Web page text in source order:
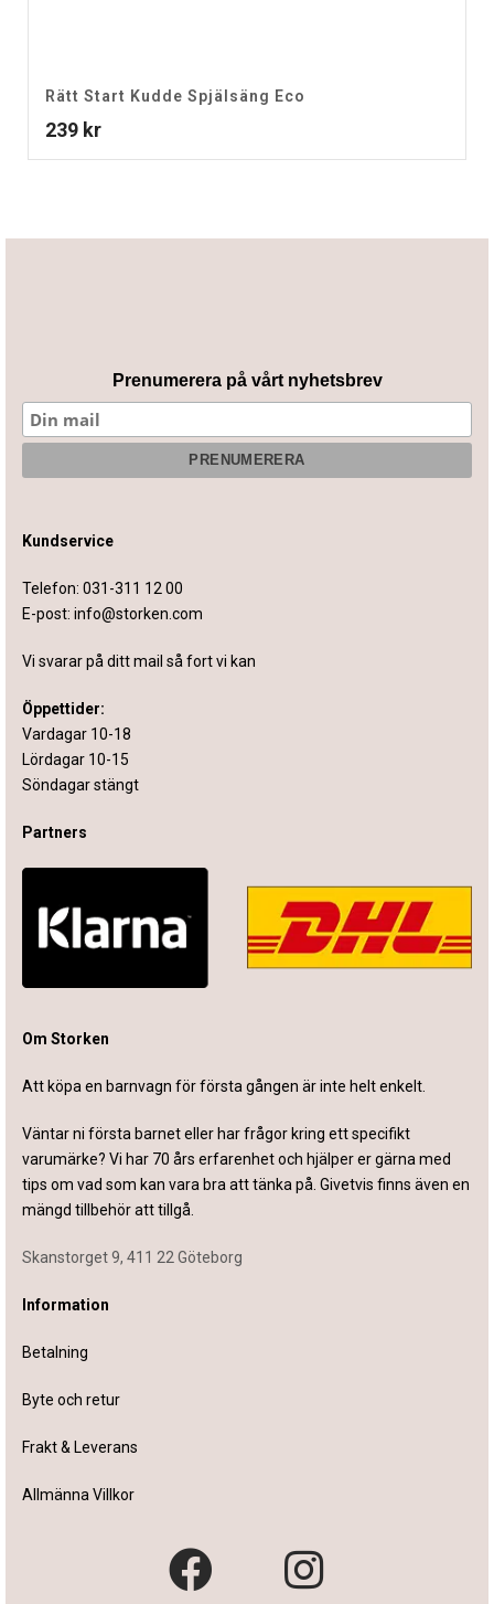
Rätt Start Kudde Spjälsäng Eco
239 kr
Prenumerera på vårt nyhetsbrev
Kundservice
Telefon: 031-311 12 00
E-post: info@storken.com
Vi svarar på ditt mail så fort vi kan
Öppettider:
Vardagar 10-18
Lördagar 10-15
Söndagar stängt
Partners
Om Storken
Att köpa en barnvagn för första gången är inte helt enkelt.
Väntar ni första barnet eller har frågor kring ett specifikt
varumärke? Vi har 70 års erfarenhet och hjälper er gärna med
tips om vad som kan vara bra att tänka på. Givetvis finns även en
mängd tillbehör att tillgå.
Skanstorget 9, 411 22 Göteborg
Information
Betalning
Byte och retur
Frakt & Leverans
Allmänna Villkor